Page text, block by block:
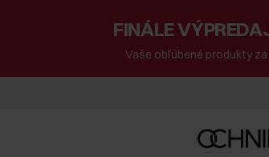
FINÁLE
Vaše obľúbené produkty